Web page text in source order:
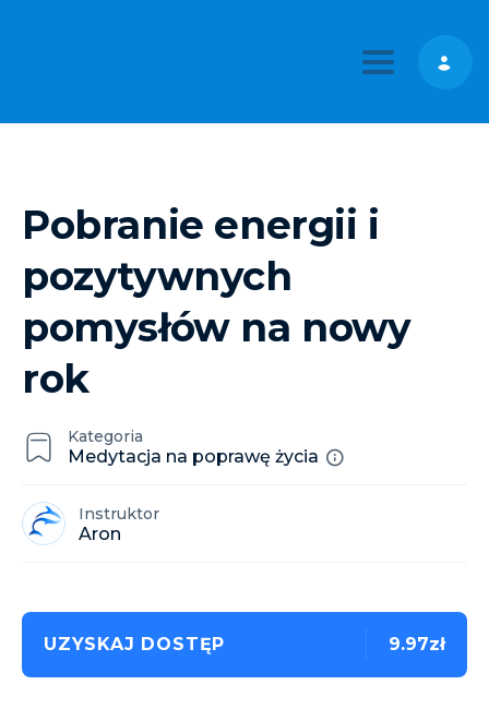
Toggle
Kategoria
Medytacja na poprawę życia
Instruktor
Aron
Pobranie energii i
pozytywnych
pomysłów na nowy
rok
UZYSKAJ DOSTĘP 9.97zł